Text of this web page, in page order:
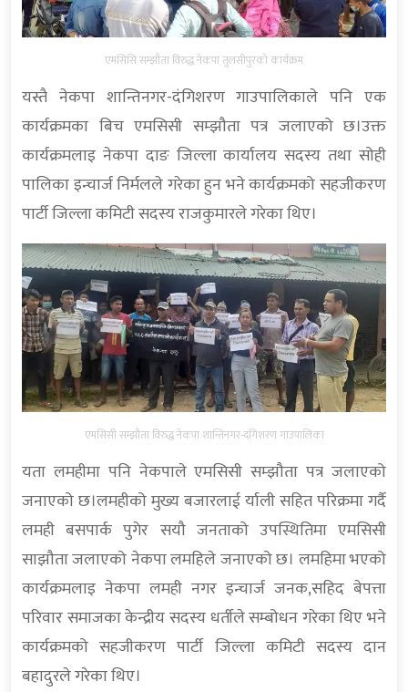
एमसिसि सम्झौता विरुद्ध नेकपा तुलसीपुरको कार्यक्रम
यस्तै नेकपा शान्तिनगर-दंगिशरण गाउपालिकाले पनि एक
कार्यक्रमका बिच एमसिसी सम्झौता पत्र जलाएको छ।उक्त
कार्यक्रमलाइ नेकपा दाङ जिल्ला कार्यालय सदस्य तथा सोही
पालिका इन्चार्ज निर्मलले गरेका हुन भने कार्यक्रमको सहजीकरण
पार्टी जिल्ला कमिटी सदस्य राजकुमारले गरेका थिए।
एमसिसी सम्झौता विरुद्ध नेकपा शान्तिनगर-दंगिशरण गाउपालिका
यता लमहीमा पनि नेकपाले एमसिसी सम्झौता पत्र जलाएको
जनाएको छ।लमहीको मुख्य बजारलाई र्याली सहित परिक्रमा गर्दै
लमही बसपार्क पुगेर सयौ जनताको उपस्थितिमा एमसिसी
साझौता जलाएको नेकपा लमहिले जनाएको छ। लमहिमा भएको
कार्यक्रमलाइ नेकपा लमही नगर इन्चार्ज जनक,सहिद बेपत्ता
परिवार समाजका केन्द्रीय सदस्य धर्तीले सम्बोधन गरेका थिए भने
कार्यक्रमको सहजीकरण पार्टी जिल्ला कमिटी सदस्य दान
बहादुरले गरेका थिए।